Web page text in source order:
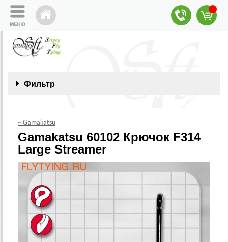
Фильтр
~ Gamakatsu
Gamakatsu 60102 Крючок F314
Large Streamer